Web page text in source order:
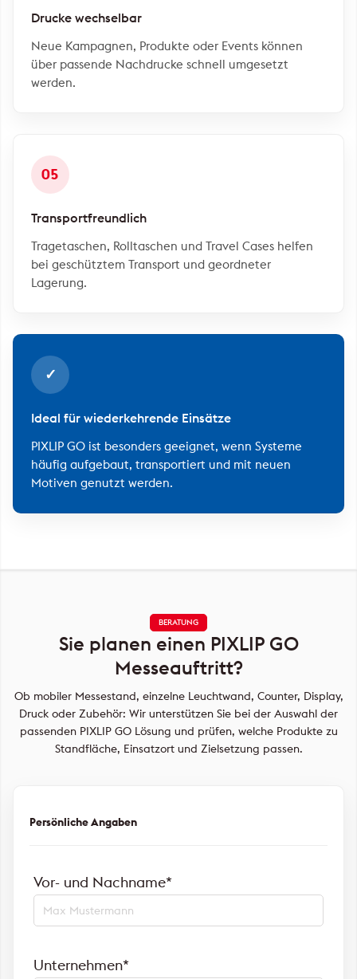
Drucke wechselbar
Neue Kampagnen, Produkte oder Events können
über passende Nachdrucke schnell umgesetzt
werden.
05
Transportfreundlich
Tragetaschen, Rolltaschen und Travel Cases helfen
bei geschütztem Transport und geordneter
Lagerung.
✓
Ideal für wiederkehrende Einsätze
PIXLIP GO ist besonders geeignet, wenn Systeme
häufig aufgebaut, transportiert und mit neuen
Motiven genutzt werden.
BERATUNG
Sie planen einen PIXLIP GO
Messeauftritt?
Ob mobiler Messestand, einzelne Leuchtwand, Counter, Display,
Druck oder Zubehör: Wir unterstützen Sie bei der Auswahl der
passenden PIXLIP GO Lösung und prüfen, welche Produkte zu
Standfläche, Einsatzort und Zielsetzung passen.
Persönliche Angaben
Vor- und Nachname*
Unternehmen*